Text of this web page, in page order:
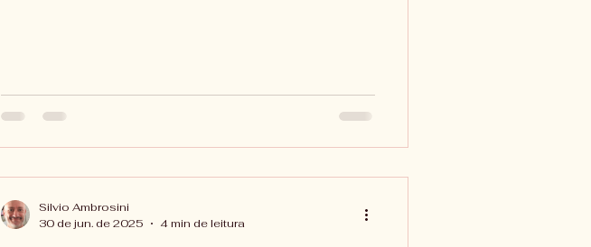
Silvio Ambrosini
30 de jun. de 2025
4 min de leitura